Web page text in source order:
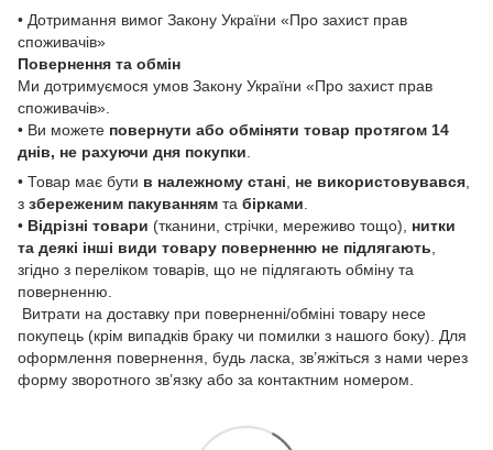
• Дотримання вимог Закону України «Про захист прав
споживачів»
Повернення та обмін
Ми дотримуємося умов Закону України «Про захист прав
споживачів».
• Ви можете повернути або обміняти товар протягом 14
днів, не рахуючи дня покупки
• Товар має бути в належному стані не використовувався
з збереженим пакуванням та бірками
• Відрізні товари (тканини, стрічки, мереживо тощо), нитки
та деякі інші види товару поверненню не підлягають
згідно з переліком товарів, що не підлягають обміну та
поверненню.
Витрати на доставку при поверненні/обміні товару несе
покупець (крім випадків браку чи помилки з нашого боку). Для
оформлення повернення, будь ласка, зв’яжіться з нами через
форму зворотного зв’язку або за контактним номером.